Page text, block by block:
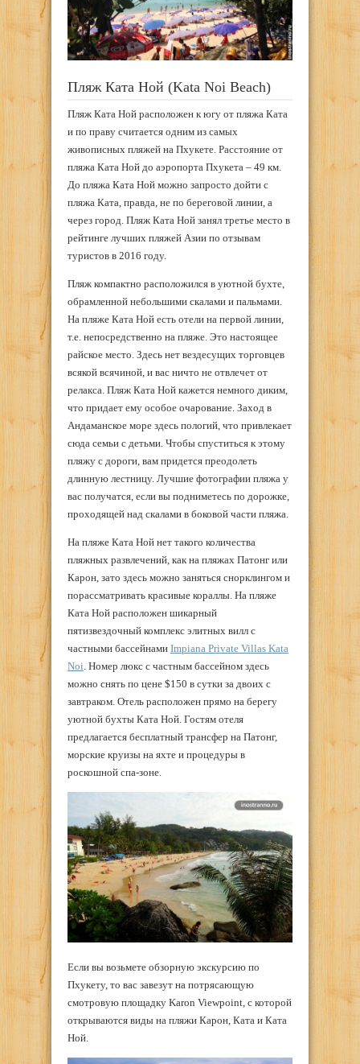
Пляж Ката Ной (Kata Noi Beach)
Пляж Ката Ной расположен к югу от пляжа Ката
и по праву считается одним из самых
живописных пляжей на Пхукете. Расстояние от
пляжа Ката Ной до аэропорта Пхукета – 49 км.
До пляжа Ката Ной можно запросто дойти с
пляжа Ката, правда, не по береговой линии, а
через город. Пляж Ката Ной занял третье место в
рейтинге лучших пляжей Азии по отзывам
туристов в 2016 году.
Пляж компактно расположился в уютной бухте,
обрамленной небольшими скалами и пальмами.
На пляже Ката Ной есть отели на первой линии,
т.е. непосредственно на пляже. Это настоящее
райское место. Здесь нет вездесущих торговцев
всякой всячиной, и вас ничто не отвлечет от
релакса. Пляж Ката Ной кажется немного диким,
что придает ему особое очарование. Заход в
Андаманское море здесь пологий, что привлекает
сюда семьи с детьми. Чтобы спуститься к этому
пляжу с дороги, вам придется преодолеть
длинную лестницу. Лучшие фотографии пляжа у
вас получатся, если вы подниметесь по дорожке,
проходящей над скалами в боковой части пляжа.
На пляже Ката Ной нет такого количества
пляжных развлечений, как на пляжах Патонг или
Карон, зато здесь можно заняться снорклингом и
порассматривать красивые кораллы. На пляже
Ката Ной расположен шикарный
пятизвездочный комплекс элитных вилл с
частными бассейнами Impiana Private Villas Kata
Noi . Номер люкс с частным бассейном здесь
можно снять по цене $150 в сутки за двоих с
завтраком. Отель расположен прямо на берегу
уютной бухты Ката Ной. Гостям отеля
предлагается бесплатный трансфер на Патонг,
морские круизы на яхте и процедуры в
роскошной спа-зоне.
Если вы возьмете обзорную экскурсию по
Пхукету, то вас завезут на потрясающую
смотровую площадку Karon Viewpoint, с которой
открываются виды на пляжи Карон, Ката и Ката
Ной.